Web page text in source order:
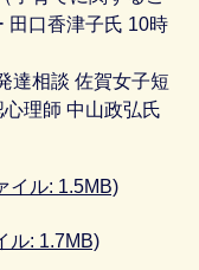
田口香津子氏 10時
達相談 佐賀女子短
理師 中山政弘氏
イル: 1.5MB)
ル: 1.7MB)